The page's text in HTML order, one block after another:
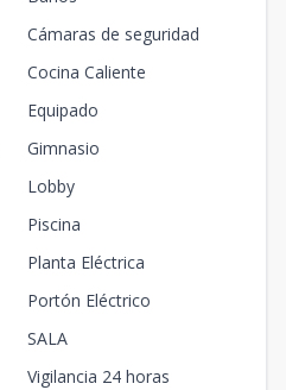
Cámaras de seguridad
Cocina Caliente
Equipado
Gimnasio
Lobby
Piscina
Planta Eléctrica
Portón Eléctrico
SALA
Vigilancia 24 horas